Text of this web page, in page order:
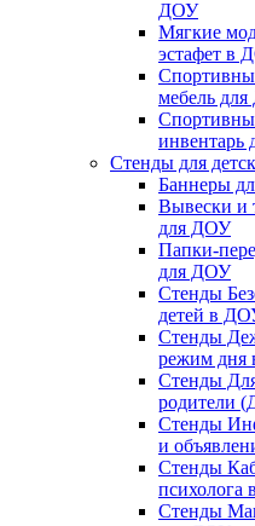
ДОУ
Мягкие
эстафет в
мебель
инвентарь
Стенды для
Баннеры
Вывески и
для ДОУ
Папки-
для ДОУ
Стенды
детей в
Стенды
режим
Стенды
родители
Стенды
и
Стенды
психолога
Стенды